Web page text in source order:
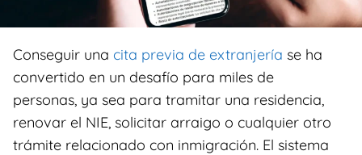
Conseguir una cita previa de extranjería se ha
convertido en un desafío para miles de
personas, ya sea para tramitar una residencia,
renovar el NIE, solicitar arraigo o cualquier otro
trámite relacionado con inmigración. El sistema